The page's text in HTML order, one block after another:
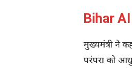
Bihar AI
मुख्यमंत्री ने
परंपरा को